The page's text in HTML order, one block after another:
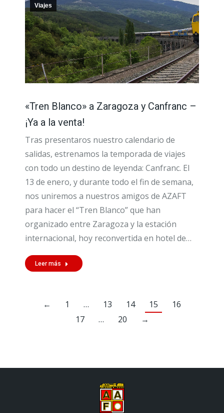
Viajes
«Tren Blanco» a Zaragoza y Canfranc –
¡Ya a la venta!
Tras presentaros nuestro calendario de
salidas, estrenamos la temporada de viajes
con todo un destino de leyenda: Canfranc. El
13 de enero, y durante todo el fin de semana,
nos uniremos a nuestros amigos de AZAFT
para hacer el “Tren Blanco” que han
organizado entre Zaragoza y la estación
internacional, hoy reconvertida en hotel de…
Leer más
← 1 … 13 14 15
16
17
… 20 →